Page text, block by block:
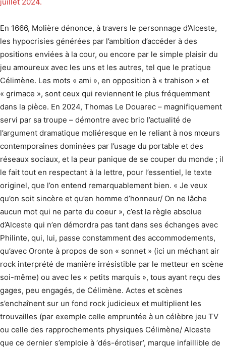
En 1666, Molière dénonce, à travers le personnage d’Alceste,
les hypocrisies générées par l’ambition d’accéder à des
positions enviées à la cour, ou encore par le simple plaisir du
jeu amoureux avec les uns et les autres, tel que le pratique
Célimène. Les mots « ami », en opposition à « trahison » et
« grimace », sont ceux qui reviennent le plus fréquemment
dans la pièce. En 2024, Thomas Le Douarec – magnifiquement
servi par sa troupe – démontre avec brio l’actualité de
l’argument dramatique moliéresque en le reliant à nos mœurs
contemporaines dominées par l’usage du portable et des
réseaux sociaux, et la peur panique de se couper du monde ; il
le fait tout en respectant à la lettre, pour l’essentiel, le texte
originel, que l’on entend remarquablement bien. « Je veux
qu’on soit sincère et qu’en homme d’honneur/ On ne lâche
aucun mot qui ne parte du coeur », c’est la règle absolue
d’Alceste qui n’en démordra pas tant dans ses échanges avec
Philinte, qui, lui, passe constamment des accommodements,
qu’avec Oronte à propos de son « sonnet » (ici un méchant air
rock interprété de manière irrésistible par le metteur en scène
soi-même) ou avec les « petits marquis », tous ayant reçu des
gages, peu engagés, de Célimène. Actes et scènes
s’enchaînent sur un fond rock judicieux et multiplient les
trouvailles (par exemple celle empruntée à un célèbre jeu TV
ou celle des rapprochements physiques Célimène/ Alceste
que ce dernier s’emploie à ‘dés-érotiser’, marque infaillible de